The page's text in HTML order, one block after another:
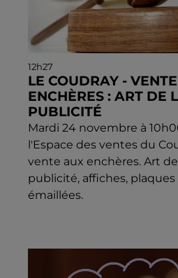
12h27
LE COUDRAY -
ENCHÈRES : ART DE
PUBLICITÉ
Mardi 24 novembre à
l'Espace des ventes du
vente aux enchères. Art
publicité, affiches, plaques
émaillées.